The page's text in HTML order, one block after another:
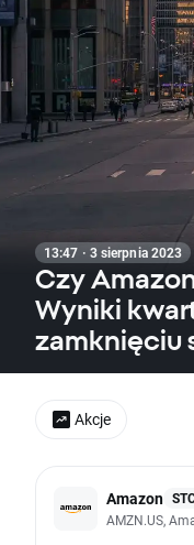
13:47 · 3 sierpnia 2023
Czy
Wyniki
zamknięciu
Amazon
AMZN.US,
Akcje